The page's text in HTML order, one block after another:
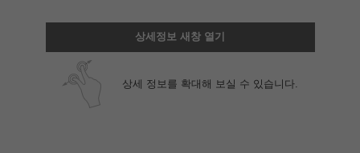
상세정보 새창 열기
상세 정보를 확대해 보실 수 있습니다.